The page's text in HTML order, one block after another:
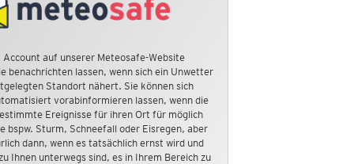
Account auf unserer Meteosafe-Website
benachrichten lassen, wenn sich ein Unwetter
Standort nähert. Sie können sich
vorabinformieren lassen, wenn die
Ereignisse für ihren Ort für möglich
bspw. Sturm, Schneefall oder Eisregen, aber
dann, wenn es tatsächlich ernst wird und
Ihnen unterwegs sind, es in Ihrem Bereich zu